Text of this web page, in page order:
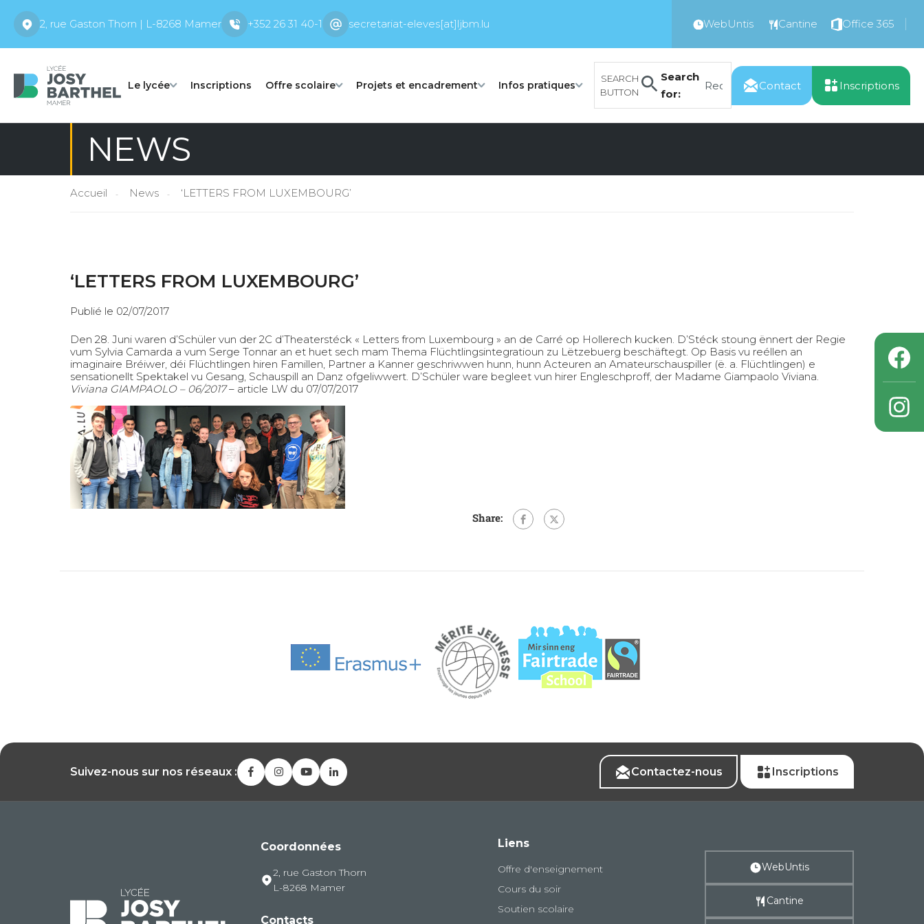
2, rue Gaston Thorn | L-8268 Mamer +352 26 31 40-1 secretariat-eleves[at]ljbm.lu WebUntis Cantine Office 365
Le lycée Inscriptions Offre scolaire Projets et encadrement Infos pratiques
Search
for:
SEARCH
BUTTON
Contact Inscriptions
NEWS
Accueil News ‘LETTERS FROM LUXEMBOURG’
‘LETTERS FROM LUXEMBOURG’
Publié le 02/07/2017
Den 28. Juni waren d’Schüler vun der 2C d’Theaterstéck « Letters from Luxembourg » an de Carré op Hollerech kucken. D’Stéck stoung ënnert der Regie
vum Sylvia Camarda a vum Serge Tonnar an et huet sech mam Thema Flüchtlingsintegratioun zu Lëtzebuerg beschäftegt. Op Basis vu reéllen an
imaginaire Bréiwer, déi Flüchtlingen hiren Famillen, Partner a Kanner geschriwwen hunn, hunn Acteuren an Amateurschauspiller (ë. a. Flüchtlingen) e
sensationellt Spektakel vu Gesang, Schauspill an Danz ofgeliwwert. D’Schüler ware begleet vun hirer Engleschproff, der Madame Giampaolo Viviana.
Viviana GIAMPAOLO – 06/2017– article LW du 07/07/2017
Share:
Suivez-nous sur nos réseaux : Contactez-nous Inscriptions
Coordonnées
2, rue Gaston Thorn
L-8268 Mamer
Contacts
Liens
Offre d'enseignement
Cours du soir
Soutien scolaire
WebUntis
Cantine